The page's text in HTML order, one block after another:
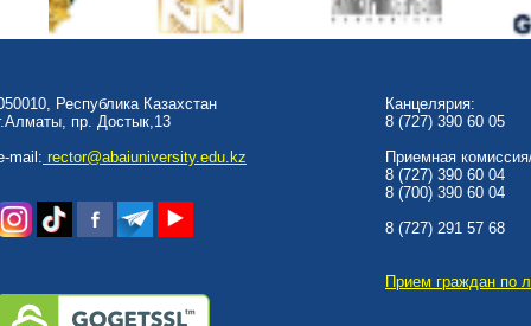
Республика Казахстан
пр. Достык,13
mail: rector@abaiuniversity.edu.kz
Канцелярия:
8 (727) 390 60 05
Приемная
8 (727) 390 60 04
8 (700) 390 60 04
8 (727) 291 57 68
Прием граждан по